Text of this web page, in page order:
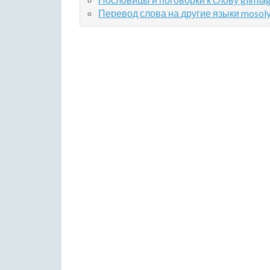
Перевод слова на другие языки